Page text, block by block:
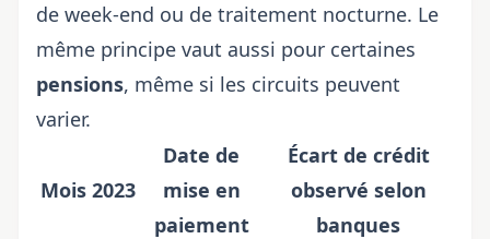
de week-end ou de traitement nocturne. Le
même principe vaut aussi pour certaines
pensions, même si les circuits peuvent
varier.
Mois 2023
Date de
mise en
paiement
Écart de crédit
observé selon
banques